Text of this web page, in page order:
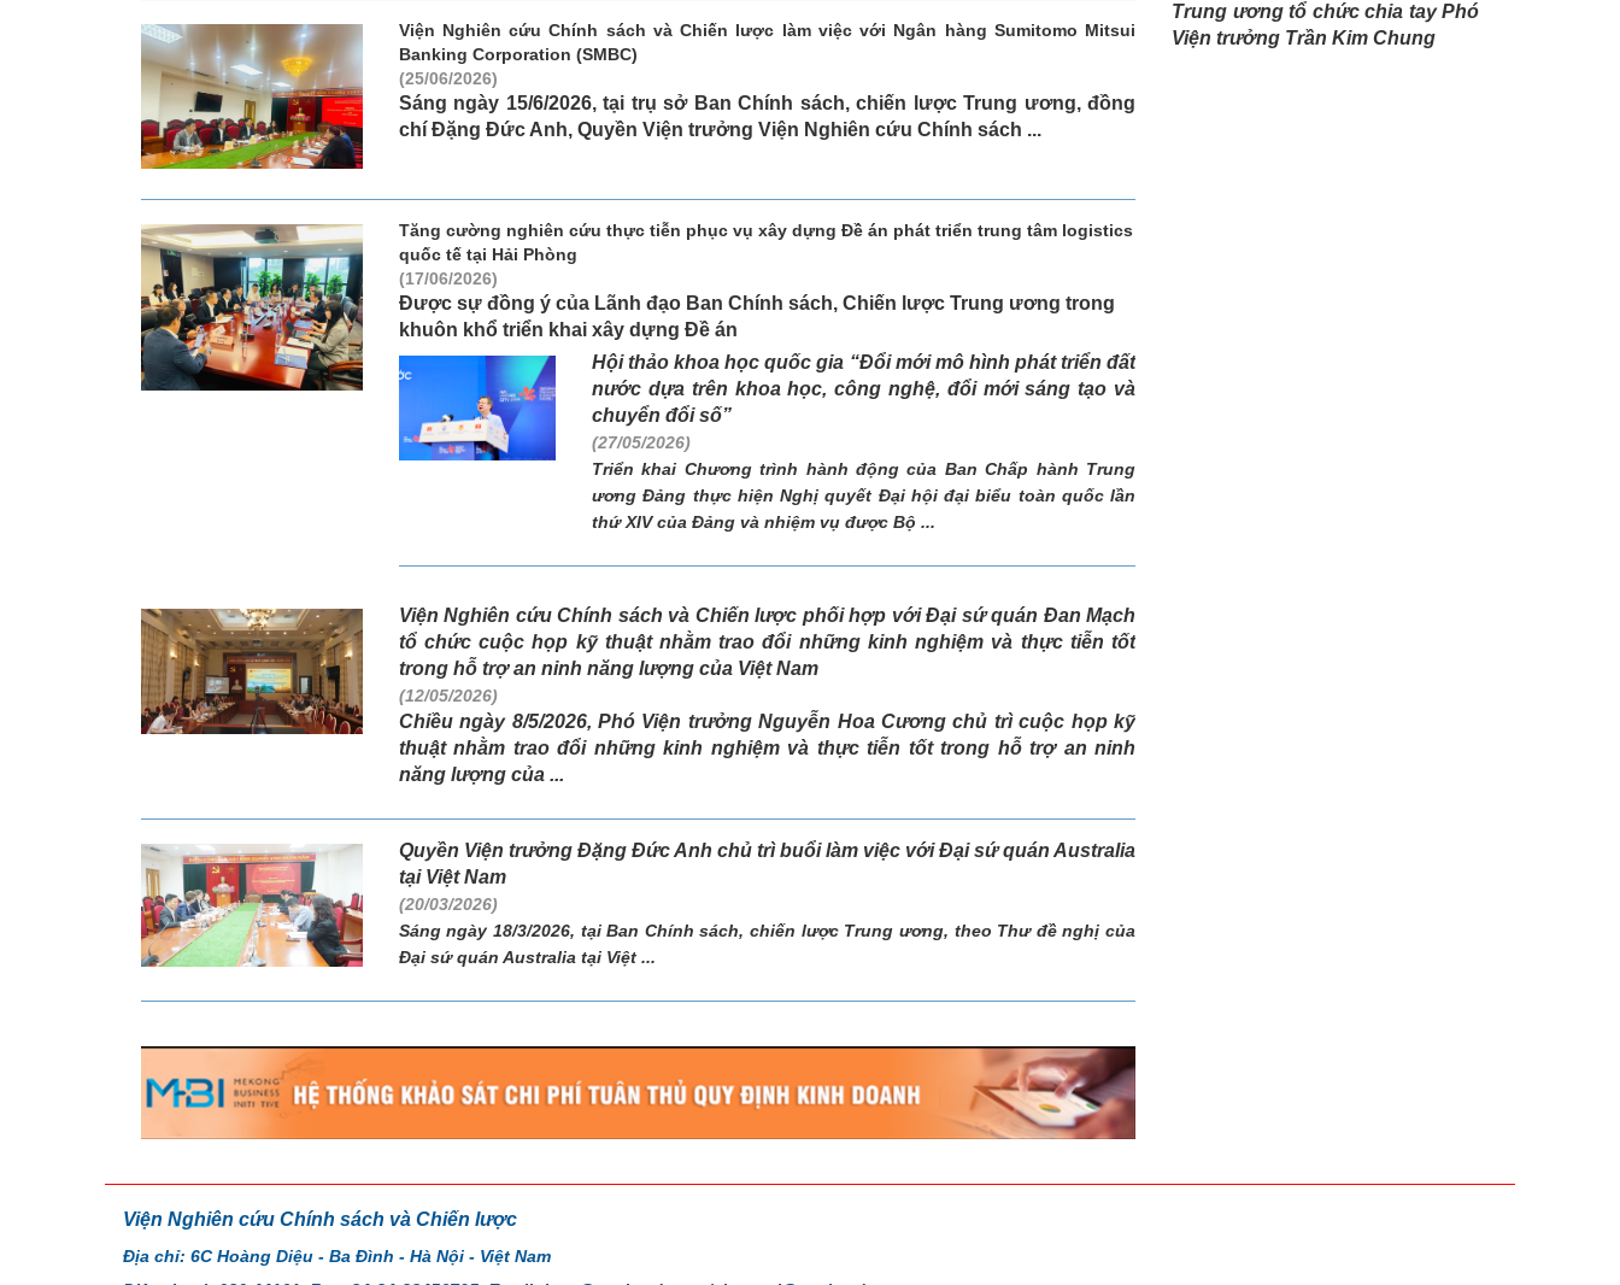
Viện Nghiên cứu Chính sách và Chiến lược làm việc với Ngân hàng Sumitomo Mitsui
Banking Corporation (SMBC)
(25/06/2026)
Sáng ngày 15/6/2026, tại trụ sở Ban Chính sách, chiến lược Trung ương, đồng
chí Đặng Đức Anh, Quyền Viện trưởng Viện Nghiên cứu Chính sách ...
Tăng cường nghiên cứu thực tiễn phục vụ xây dựng Đề án phát triển trung tâm logistics
quốc tế tại Hải Phòng
(17/06/2026)
Được sự đồng ý của Lãnh đạo Ban Chính sách, Chiến lược Trung ương trong
khuôn khổ triển khai xây dựng Đề án
Hội thảo khoa học quốc gia “Đổi mới mô hình phát triển đất
nước dựa trên khoa học, công nghệ, đổi mới sáng tạo và
chuyển đổi số”
(27/05/2026)
Triển khai Chương trình hành động của Ban Chấp hành Trung
ương Đảng thực hiện Nghị quyết Đại hội đại biểu toàn quốc lần
thứ XIV của Đảng và nhiệm vụ được Bộ ...
Viện Nghiên cứu Chính sách và Chiến lược phối hợp với Đại sứ quán Đan Mạch
tổ chức cuộc họp kỹ thuật nhằm trao đổi những kinh nghiệm và thực tiễn tốt
trong hỗ trợ an ninh năng lượng của Việt Nam
(12/05/2026)
Chiều ngày 8/5/2026, Phó Viện trưởng Nguyễn Hoa Cương chủ trì cuộc họp kỹ
thuật nhằm trao đổi những kinh nghiệm và thực tiễn tốt trong hỗ trợ an ninh
năng lượng của ...
Quyền Viện trưởng Đặng Đức Anh chủ trì buổi làm việc với Đại sứ quán Australia
tại Việt Nam
(20/03/2026)
Sáng ngày 18/3/2026, tại Ban Chính sách, chiến lược Trung ương, theo Thư đề nghị của
Đại sứ quán Australia tại Việt ...
Trung ương tổ chức chia tay Phó
Viện trưởng Trần Kim Chung
Viện Nghiên cứu Chính sách và Chiến lược
Địa chỉ: 6C Hoàng Diệu - Ba Đình - Hà Nội - Việt Nam